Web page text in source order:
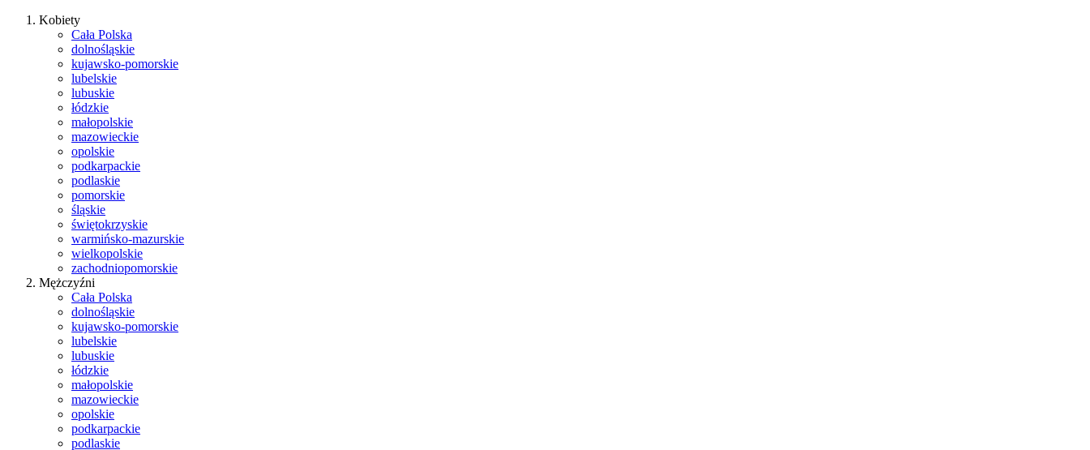
Kobiety
Cała Polska
dolnośląskie
kujawsko-pomorskie
lubelskie
lubuskie
łódzkie
małopolskie
mazowieckie
opolskie
podkarpackie
podlaskie
pomorskie
śląskie
świętokrzyskie
warmińsko-mazurskie
wielkopolskie
zachodniopomorskie
Mężczyźni
Cała Polska
dolnośląskie
kujawsko-pomorskie
lubelskie
lubuskie
łódzkie
małopolskie
mazowieckie
opolskie
podkarpackie
podlaskie